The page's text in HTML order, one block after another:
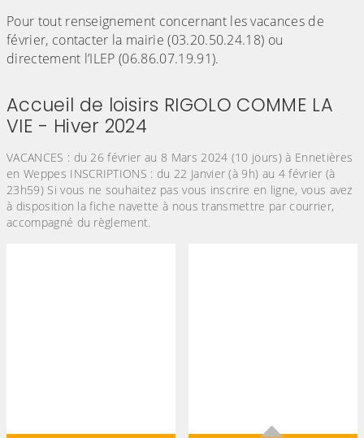
Pour tout renseignement concernant les vacances de
février, contacter la mairie (03.20.50.24.18) ou
directement l’ILEP (06.86.07.19.91).
Accueil de loisirs RIGOLO COMME LA
VIE - Hiver 2024
VACANCES : du 26 février au 8 Mars 2024 (10 jours) à Ennetières
en Weppes INSCRIPTIONS : du 22 Janvier (à 9h) au 4 février (à
23h59) Si vous ne souhaitez pas vous inscrire en ligne, vous avez
à disposition la fiche navette à nous transmettre par courrier,
accompagné du règlement.